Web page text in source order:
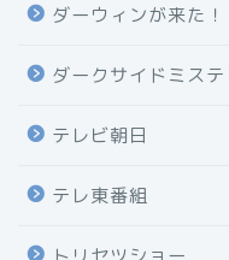
ダーウィンが来た！
ダークサイドミステ
テレビ朝日
テレ東番組